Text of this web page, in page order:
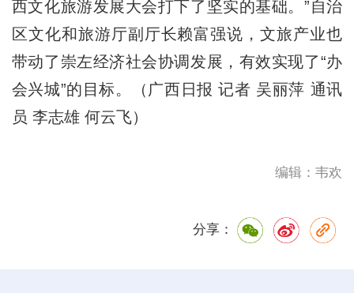
西文化旅游发展大会打下了坚实的基础。”自治
区文化和旅游厅副厅长赖富强说，文旅产业也
带动了崇左经济社会协调发展，有效实现了“办
会兴城”的目标。（广西日报 记者 吴丽萍 通讯
员 李志雄 何云飞）
编辑：韦欢
分享：